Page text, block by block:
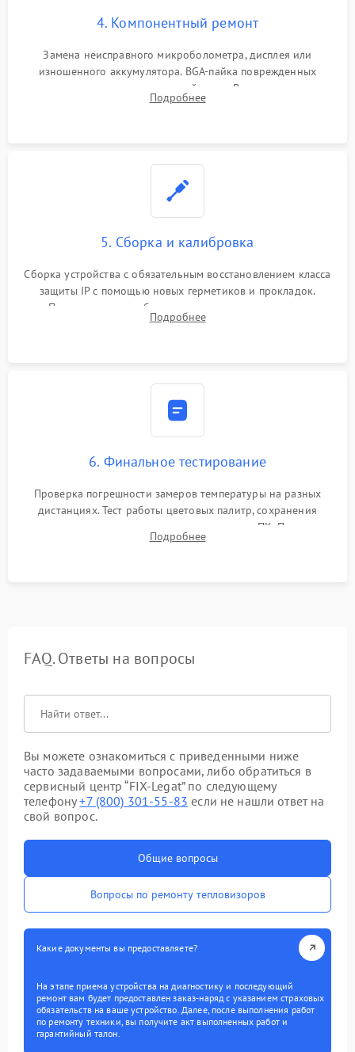
4. Компонентный ремонт
Замена неисправного микроболометра, дисплея или
изношенного аккумулятора. BGA-пайка поврежденных
контроллеров на материнской плате. Восстановление
разъемов и кнопок, замена поврежденных элементов
Подробнее
5. Сборка и калибровка
Сборка устройства с обязательным восстановлением класса
защиты IP с помощью новых герметиков и прокладок.
Программная калибровка матрицы по эталонному
абсолютно черному телу для точного измерения температур.
Подробнее
6. Финальное тестирование
Проверка погрешности замеров температуры на разных
дистанциях. Тест работы цветовых палитр, сохранения
термограмм в память и передачи данных на ПК. Проверка
автономности работы и итоговый контроль качества.
Подробнее
FAQ. Ответы на вопросы
Вы можете ознакомиться с приведенными ниже
часто задаваемыми вопросами, либо обратиться в
сервисный центр “FIX-Legat” по следующему
телефону+7 (800) 301-55-83 если не нашли ответ на
свой вопрос.
Общие вопросы
Вопросы по ремонту тепловизоров
Какие документы вы предоставляете?
На этапе приема устройства на диагностику и последующий
ремонт вам будет предоставлен заказ-наряд с указанием страховых
обязательств на ваше устройство. Далее, после выполнения работ
по ремонту техники, вы получите акт выполненных работ и
гарантийный талон.